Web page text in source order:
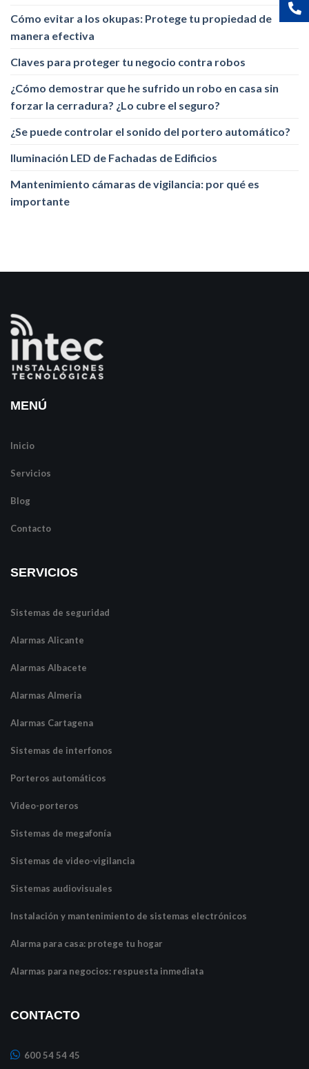
Cómo evitar a los okupas: Protege tu propiedad de
manera efectiva
Claves para proteger tu negocio contra robos
¿Cómo demostrar que he sufrido un robo en casa sin
forzar la cerradura? ¿Lo cubre el seguro?
¿Se puede controlar el sonido del portero automático?
Iluminación LED de Fachadas de Edificios
Mantenimiento cámaras de vigilancia: por qué es
importante
MENÚ
Inicio
Servicios
Blog
Contacto
SERVICIOS
Sistemas de seguridad
Alarmas Alicante
Alarmas Albacete
Alarmas Almeria
Alarmas Cartagena
Sistemas de interfonos
Porteros automáticos
Video-porteros
Sistemas de megafonía
Sistemas de video-vigilancia
Sistemas audiovisuales
Instalación y mantenimiento de sistemas electrónicos
Alarma para casa: protege tu hogar
Alarmas para negocios: respuesta inmediata
CONTACTO
600 54 54 45